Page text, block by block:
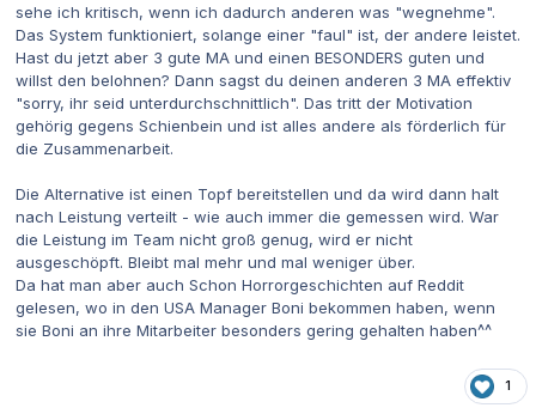
sehe ich kritisch, wenn ich dadurch anderen was "wegnehme".
Das System funktioniert, solange einer "faul" ist, der andere leistet.
Hast du jetzt aber 3 gute MA und einen BESONDERS guten und
willst den belohnen? Dann sagst du deinen anderen 3 MA effektiv
"sorry, ihr seid unterdurchschnittlich". Das tritt der Motivation
gehörig gegens Schienbein und ist alles andere als förderlich für
die Zusammenarbeit.
Die Alternative ist einen Topf bereitstellen und da wird dann halt
nach Leistung verteilt - wie auch immer die gemessen wird. War
die Leistung im Team nicht groß genug, wird er nicht
ausgeschöpft. Bleibt mal mehr und mal weniger über.
Da hat man aber auch Schon Horrorgeschichten auf Reddit
gelesen, wo in den USA Manager Boni bekommen haben, wenn
sie Boni an ihre Mitarbeiter besonders gering gehalten haben^^
1